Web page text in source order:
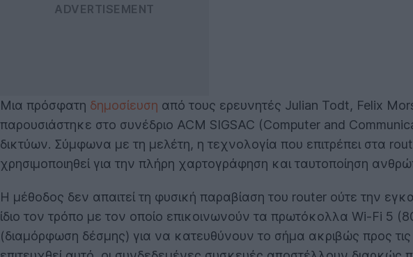
Μια πρόσφατη δημοσίευση από τους ερευνητές Julian Todt, Felix
παρουσιάστηκε στο συνέδριο ACM SIGSAC (Computer and
δικτύων. Σύμφωνα με τη μελέτη, η τεχνολογία που επιτρέπει στα
χρησιμοποιηθεί για την πλήρη χαρτογράφηση και ταυτοποίηση
Η μέθοδος δεν απαιτεί τη φυσική παραβίαση του router ούτε την
ίδιο τον τρόπο με τον οποίο επικοινωνούν τα πρωτόκολλα Wi-Fi 5
(διαμόρφωση δέσμης) για να κατευθύνουν το σήμα ακριβώς προς